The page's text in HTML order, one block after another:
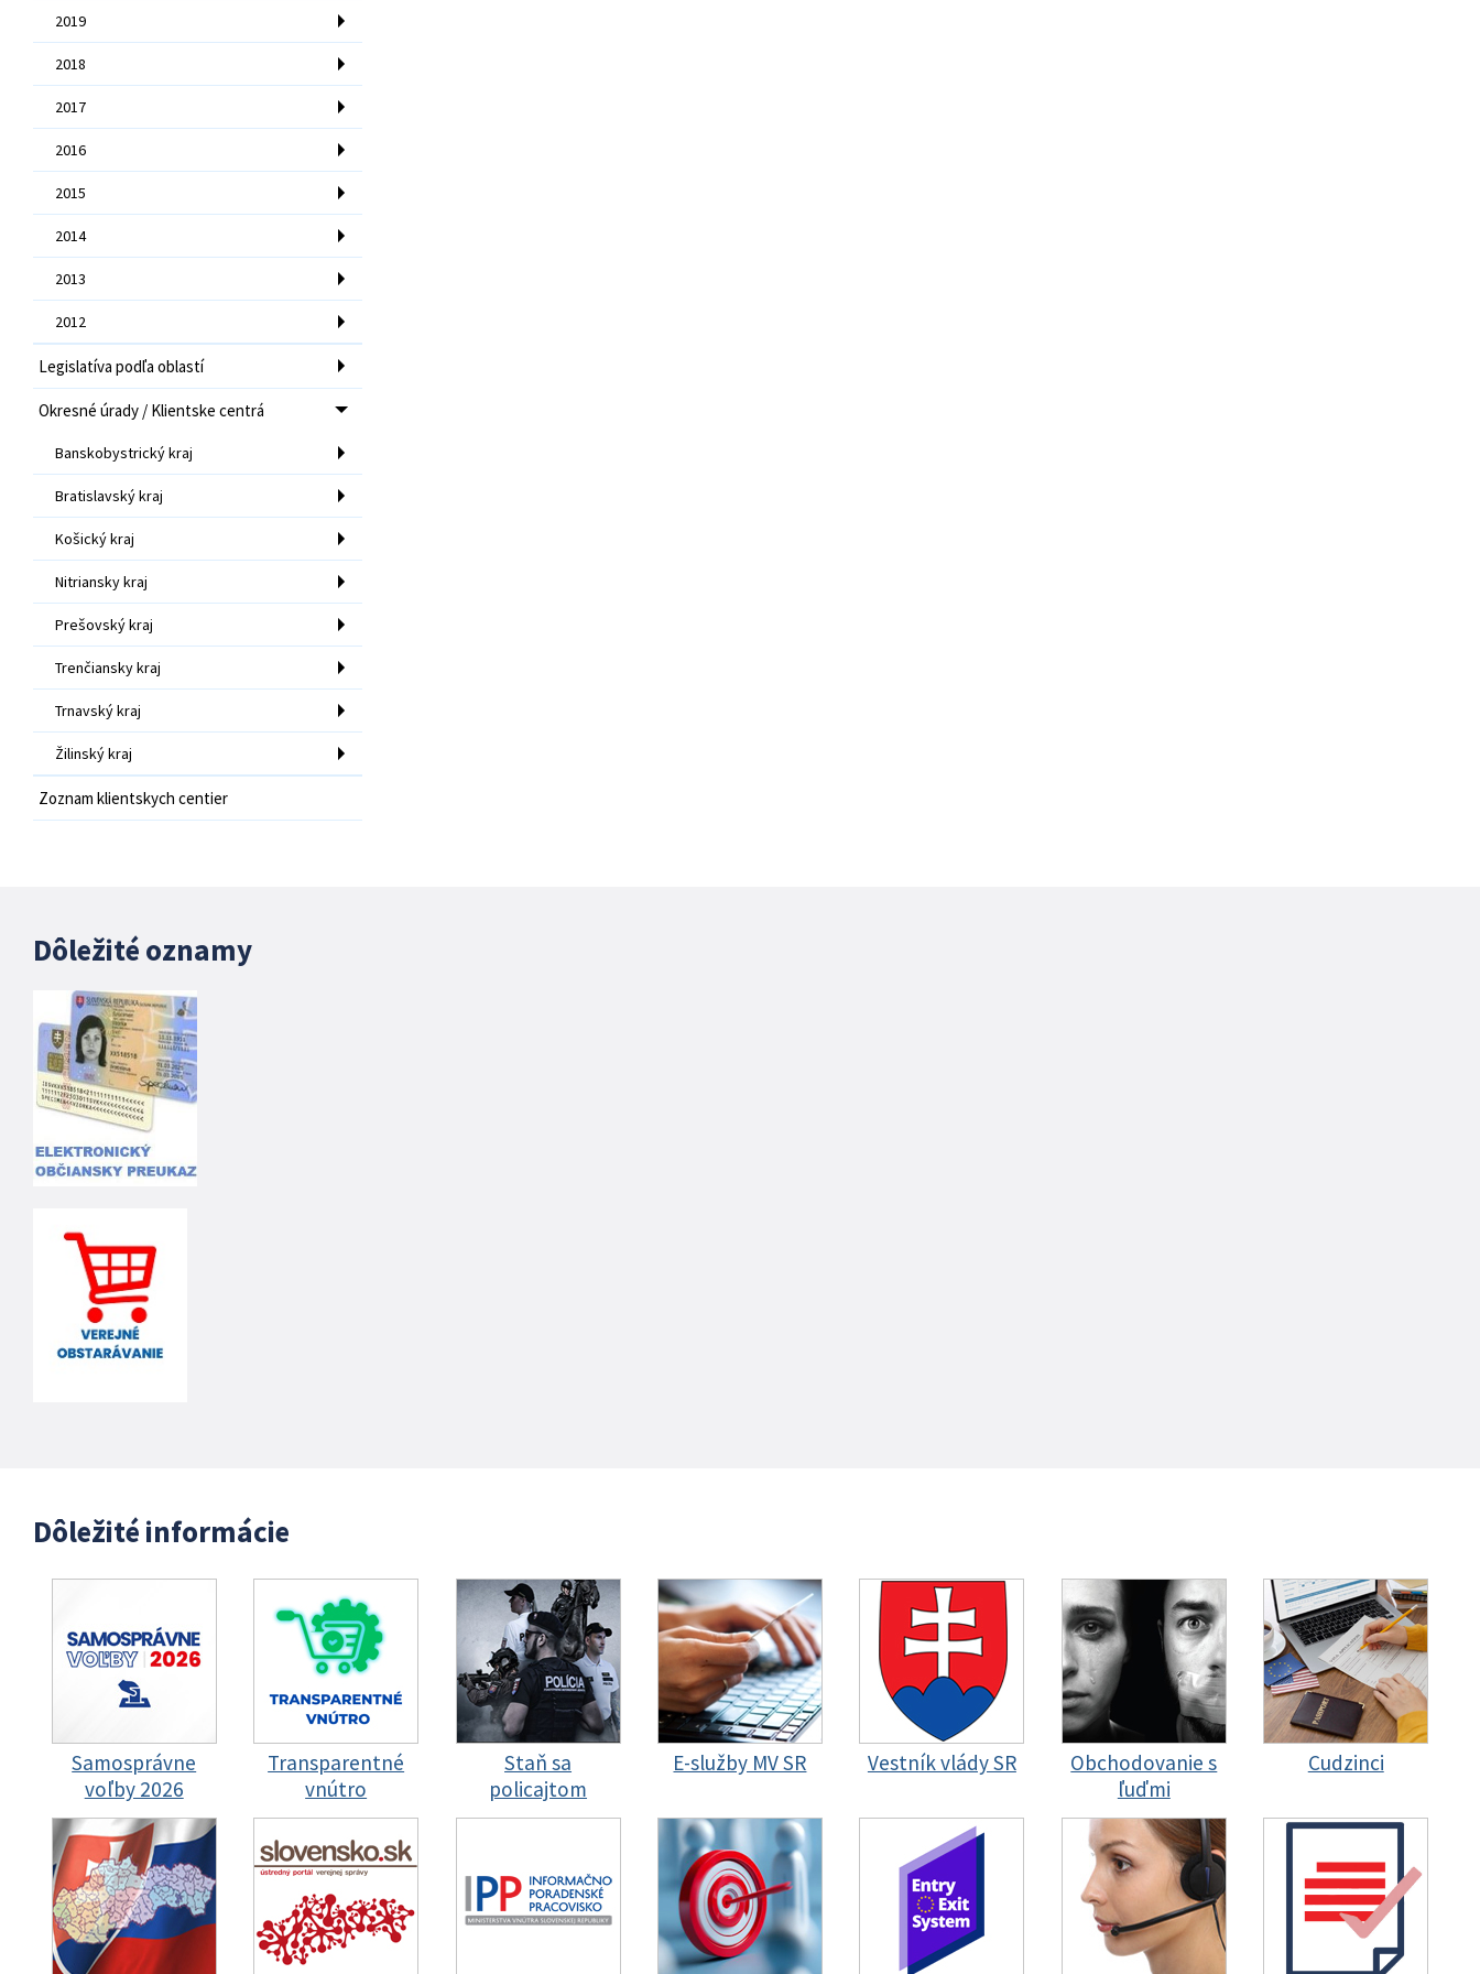
2019
2018
2017
2016
2015
2014
2013
2012
Legislatíva podľa oblastí
Okresné úrady / Klientske centrá
Banskobystrický kraj
Bratislavský kraj
Košický kraj
Nitriansky kraj
Prešovský kraj
Trenčiansky kraj
Trnavský kraj
Žilinský kraj
Zoznam klientskych centier
Dôležité oznamy
Dôležité informácie
Samosprávne
voľby 2026
Transparentné
vnútro
Staň sa
policajtom
E-služby MV SR Vestník vlády SR
Obchodovanie s
ľuďmi
Cudzinci